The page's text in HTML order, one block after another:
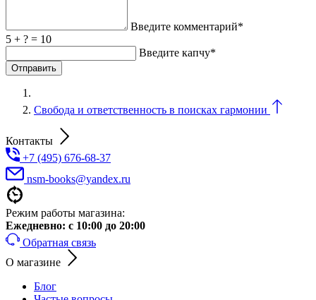
Введите комментарий*
5 + ? = 10
Введите капчу*
Свобода и ответственность в поисках гармонии
Контакты
+7 (495) 676-68-37
nsm-books@yandex.ru
Режим работы магазина:
Ежедневно: с 10:00 до 20:00
Обратная связь
О магазине
Блог